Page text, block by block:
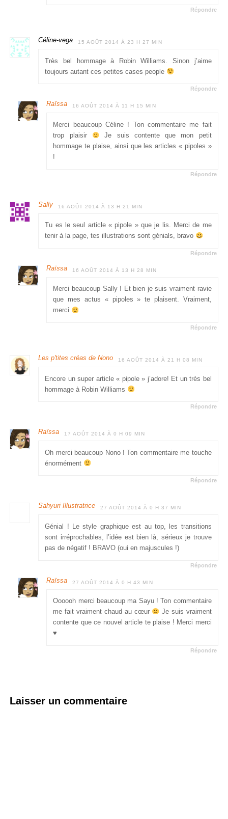
Répondre
Céline-vega 15 AOÛT 2014 À 23 H 27 MIN
Très bel hommage à Robin Williams. Sinon j’aime
toujours autant ces petites cases people
Répondre
Raïssa 16 AOÛT 2014 À 11 H 15 MIN
Merci beaucoup Céline ! Ton commentaire me fait
trop plaisir
Je suis contente que mon petit
hommage te plaise, ainsi que les articles « pipoles »
!
Répondre
Sally 16 AOÛT 2014 À 13 H 21 MIN
Tu es le seul article « pipole » que je lis. Merci de me
tenir à la page, tes illustrations sont génials, bravo
Répondre
Raïssa 16 AOÛT 2014 À 13 H 28 MIN
Merci beaucoup Sally ! Et bien je suis vraiment ravie
que mes actus « pipoles » te plaisent. Vraiment,
merci
Répondre
Les p'tites créas de Nono 16 AOÛT 2014 À 21 H 08 MIN
Encore un super article « pipole » j’adore! Et un très bel
hommage à Robin Williams
Répondre
Raïssa 17 AOÛT 2014 À 0 H 09 MIN
Oh merci beaucoup Nono ! Ton commentaire me touche
énormément
Répondre
Sahyuri Illustratrice 27 AOÛT 2014 À 0 H 37 MIN
Génial ! Le style graphique est au top, les transitions
sont irréprochables, l’idée est bien là, sérieux je trouve
pas de négatif ! BRAVO (oui en majuscules !)
Répondre
Raïssa 27 AOÛT 2014 À 0 H 43 MIN
Oooooh merci beaucoup ma Sayu ! Ton commentaire
me fait vraiment chaud au cœur
Je suis vraiment
contente que ce nouvel article te plaise ! Merci merci
♥
Répondre
Laisser un commentaire